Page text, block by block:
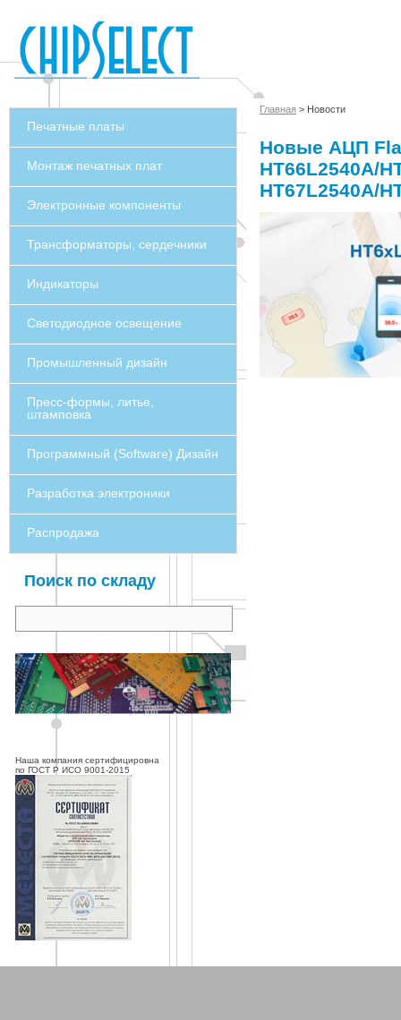
Печатные платы
Монтаж печатных плат
Электронные компоненты
Трансформаторы, сердечники
Индикаторы
Светодиодное освещение
Промышленный дизайн
Пресс-формы, литье,
штамповка
Программный (Software) Дизайн
Разработка электроники
Распродажа
Поиск по складу
Наша компания сертифицировна
по ГОСТ Р ИСО 9001-2015
Главная > Новости
Новые АЦП
HT66L2540A/
HT67L2540A/